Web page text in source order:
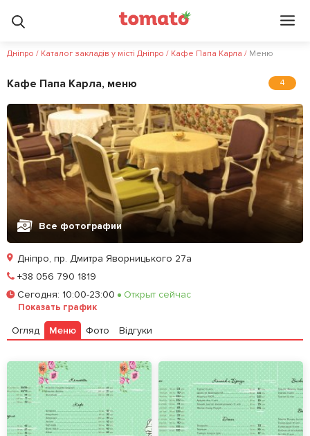
Дніпро / Каталог закладів у місті Дніпро / Кафе Папа Карла / Меню
Кафе Папа Карла, меню 4
Все фотографии
Позвонить
Дніпро, пр. Дмитра Яворницького 27а
+38 056 790 1819
Сегодня: 10:00-23:00 Открыт сейчас
Показать график
Огляд Меню Фото Відгуки